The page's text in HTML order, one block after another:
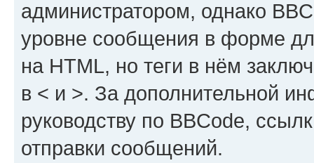
администратором, однако
уровне сообщения в форме
на HTML, но теги в нём
в < и >. За дополнительной
руководству по BBCode,
отправки сообщений.